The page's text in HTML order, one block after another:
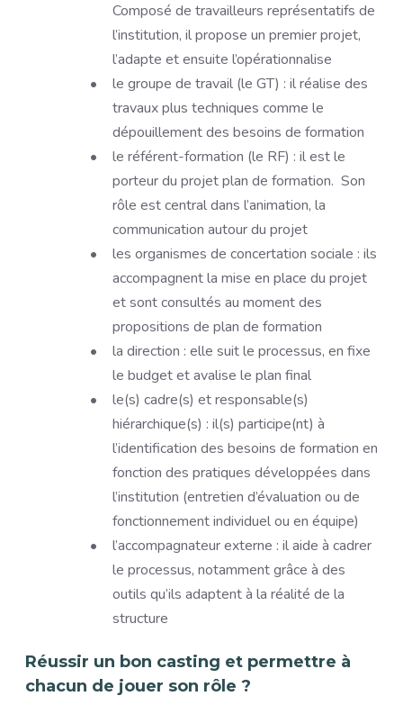
Composé de travailleurs représentatifs de
l’institution, il propose un premier projet,
l’adapte et ensuite l’opérationnalise
le groupe de travail (le GT) : il réalise des
travaux plus techniques comme le
dépouillement des besoins de formation
le référent-formation (le RF) : il est le
porteur du projet plan de formation. Son
rôle est central dans l’animation, la
communication autour du projet
les organismes de concertation sociale : ils
accompagnent la mise en place du projet
et sont consultés au moment des
propositions de plan de formation
la direction : elle suit le processus, en fixe
le budget et avalise le plan final
le(s) cadre(s) et responsable(s)
hiérarchique(s) : il(s) participe(nt) à
l’identification des besoins de formation en
fonction des pratiques développées dans
l’institution (entretien d’évaluation ou de
fonctionnement individuel ou en équipe)
l’accompagnateur externe : il aide à cadrer
le processus, notamment grâce à des
outils qu’ils adaptent à la réalité de la
structure
Réussir un bon casting et permettre à
chacun de jouer son rôle ?